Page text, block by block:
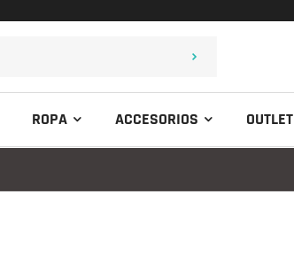
ROPA ACCESORIOS OUTLET